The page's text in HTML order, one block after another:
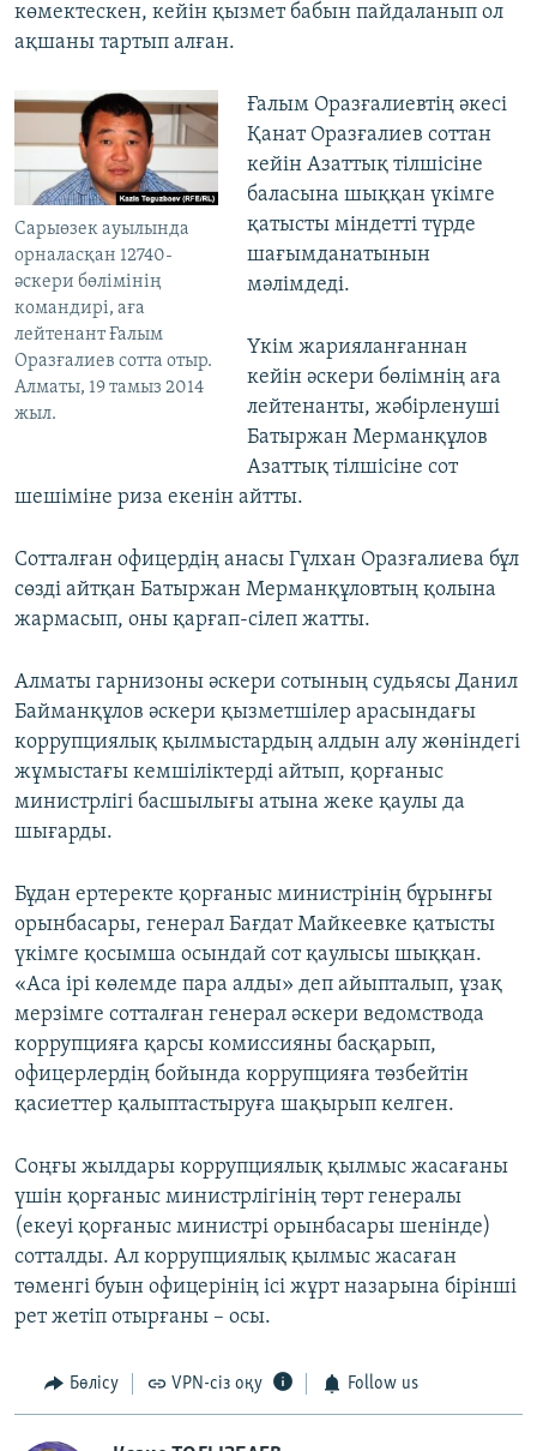
көмектескен, кейін қызмет бабын пайдаланып ол
ақшаны тартып алған.
Сарыөзек ауылында
орналасқан 12740-
әскери бөлімінің
командирі, аға
лейтенант Ғалым
Оразғалиев сотта отыр.
Алматы, 19 тамыз 2014
жыл.
Ғалым Оразғалиевтің әкесі
Қанат Оразғалиев соттан
кейін Азаттық тілшісіне
баласына шыққан үкімге
қатысты міндетті түрде
шағымданатынын
мәлімдеді.
Үкім жарияланғаннан
кейін әскери бөлімнің аға
лейтенанты, жәбірленуші
Батыржан Мерманқұлов
Азаттық тілшісіне сот
шешіміне риза екенін айтты.
Сотталған офицердің анасы Гүлхан Оразғалиева бұл
сөзді айтқан Батыржан Мерманқұловтың қолына
жармасып, оны қарғап-сілеп жатты.
Алматы гарнизоны әскери сотының судьясы Данил
Байманқұлов әскери қызметшілер арасындағы
коррупциялық қылмыстардың алдын алу жөніндегі
жұмыстағы кемшіліктерді айтып, қорғаныс
министрлігі басшылығы атына жеке қаулы да
шығарды.
Бұдан ертеректе қорғаныс министрінің бұрынғы
орынбасары, генерал Бағдат Майкеевке қатысты
үкімге қосымша осындай сот қаулысы шыққан.
«Аса ірі көлемде пара алды» деп айыпталып, ұзақ
мерзімге сотталған генерал әскери ведомствода
коррупцияға қарсы комиссияны басқарып,
офицерлердің бойында коррупцияға төзбейтін
қасиеттер қалыптастыруға шақырып келген.
Соңғы жылдары коррупциялық қылмыс жасағаны
үшін қорғаныс министрлігінің төрт генералы
(екеуі қорғаныс министрі орынбасары шенінде)
сотталды. Ал коррупциялық қылмыс жасаған
төменгі буын офицерінің ісі жұрт назарына бірінші
рет жетіп отырғаны – осы.
Бөлісу VPN-сіз оқу Follow us